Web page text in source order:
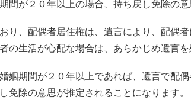
間が２０年以上の場合、持ち戻し免除の意
り、配偶者居住権は、遺言により、配偶
の生活が心配な場合は、あらかじめ遺言を
姻期間が２０年以上であれば、遺言で配
免除の意思が推定されることになります。